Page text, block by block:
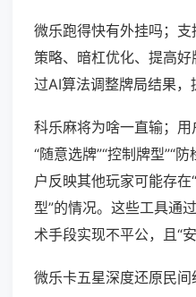
微乐跑得快有外挂吗；
策略、暗杠优化、提高
过AI算法调整牌局结果，
科乐麻将为啥一直输；
“随意选牌”“控制牌型”“
户反映其他玩家可能存在
型”的情况。这些工具通
术手段实现不平公，且“安
微乐卡五星深度还原民